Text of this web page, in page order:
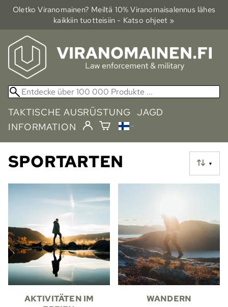
Oletko Viranomainen? Meiltä 10% Viranomais­alennus lähes
kaikkiin tuotteisiin - Katso ohjeet »
TAKTISCHE AUSRÜSTUNG JAGD
INFORMATION
▼
SPORTARTEN
AKTIVITÄTEN IM
WANDERN